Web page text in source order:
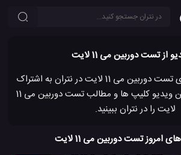
9 فیلم و مطلب را برای تست دوربین می 11 لایت در نتران به اشتراک
گذاشته ایم. جدیدترین ویدیو کلیپ ها و مطالب تست دوربین می 11
لایت را در نتران ببینید.
امروز تست دوربین می 11 لایت